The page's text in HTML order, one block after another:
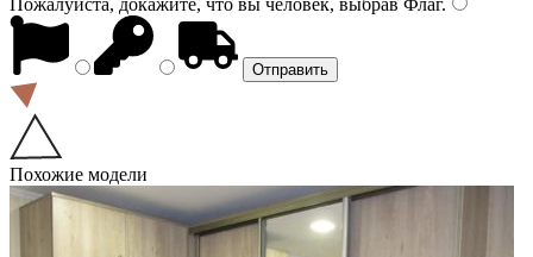
Похожие модели